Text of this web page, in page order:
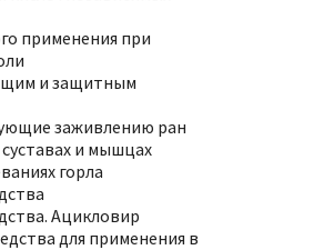
применения при
и защитным
заживлению ран
и мышцах
горла
Ацикловир
для применения в